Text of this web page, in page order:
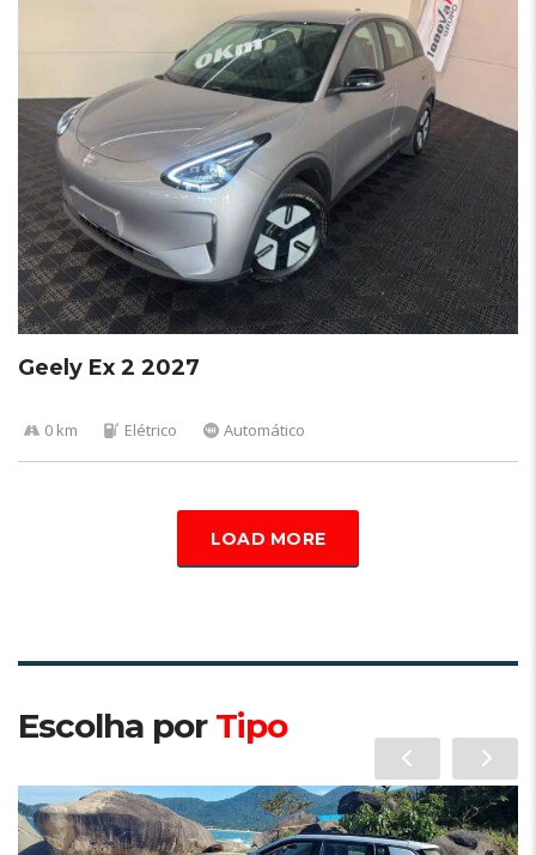
Geely Ex 2 2027
0 km Elétrico Automático
LOAD MORE
Escolha por Tipo